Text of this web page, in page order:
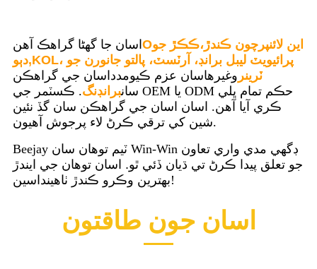
اسان جا گهڻا گراهڪ آهنO اين لائنپرچون ڪندڙ،ڪڪڙ جو
دٻو,KOL، پرائيويٽ ليبل برانڊ، آرٽسٽ، پالتو جانورن جو
ٽرينر وغيرهاسان عزم ڪيومدداسان جي گراهڪن
سانبرانڊنگ. ڪسٽمر جي OEM يا ODM حڪم تمام ڀلي
ڪري آيا آهن. اسان اسان جي گراهڪن سان گڏ نئين
شين کي ترقي ڪرڻ لاء پرجوش آهيون.
Beejay ٽيم توهان سان Win-Win ڊگھي مدي واري تعاون
جو تعلق پيدا ڪرڻ تي ڌيان ڏئي ٿو. اسان توهان جي ايندڙ
بهترين وڪرو ڪندڙ ٺاهينداسين!
اسان جون طاقتون